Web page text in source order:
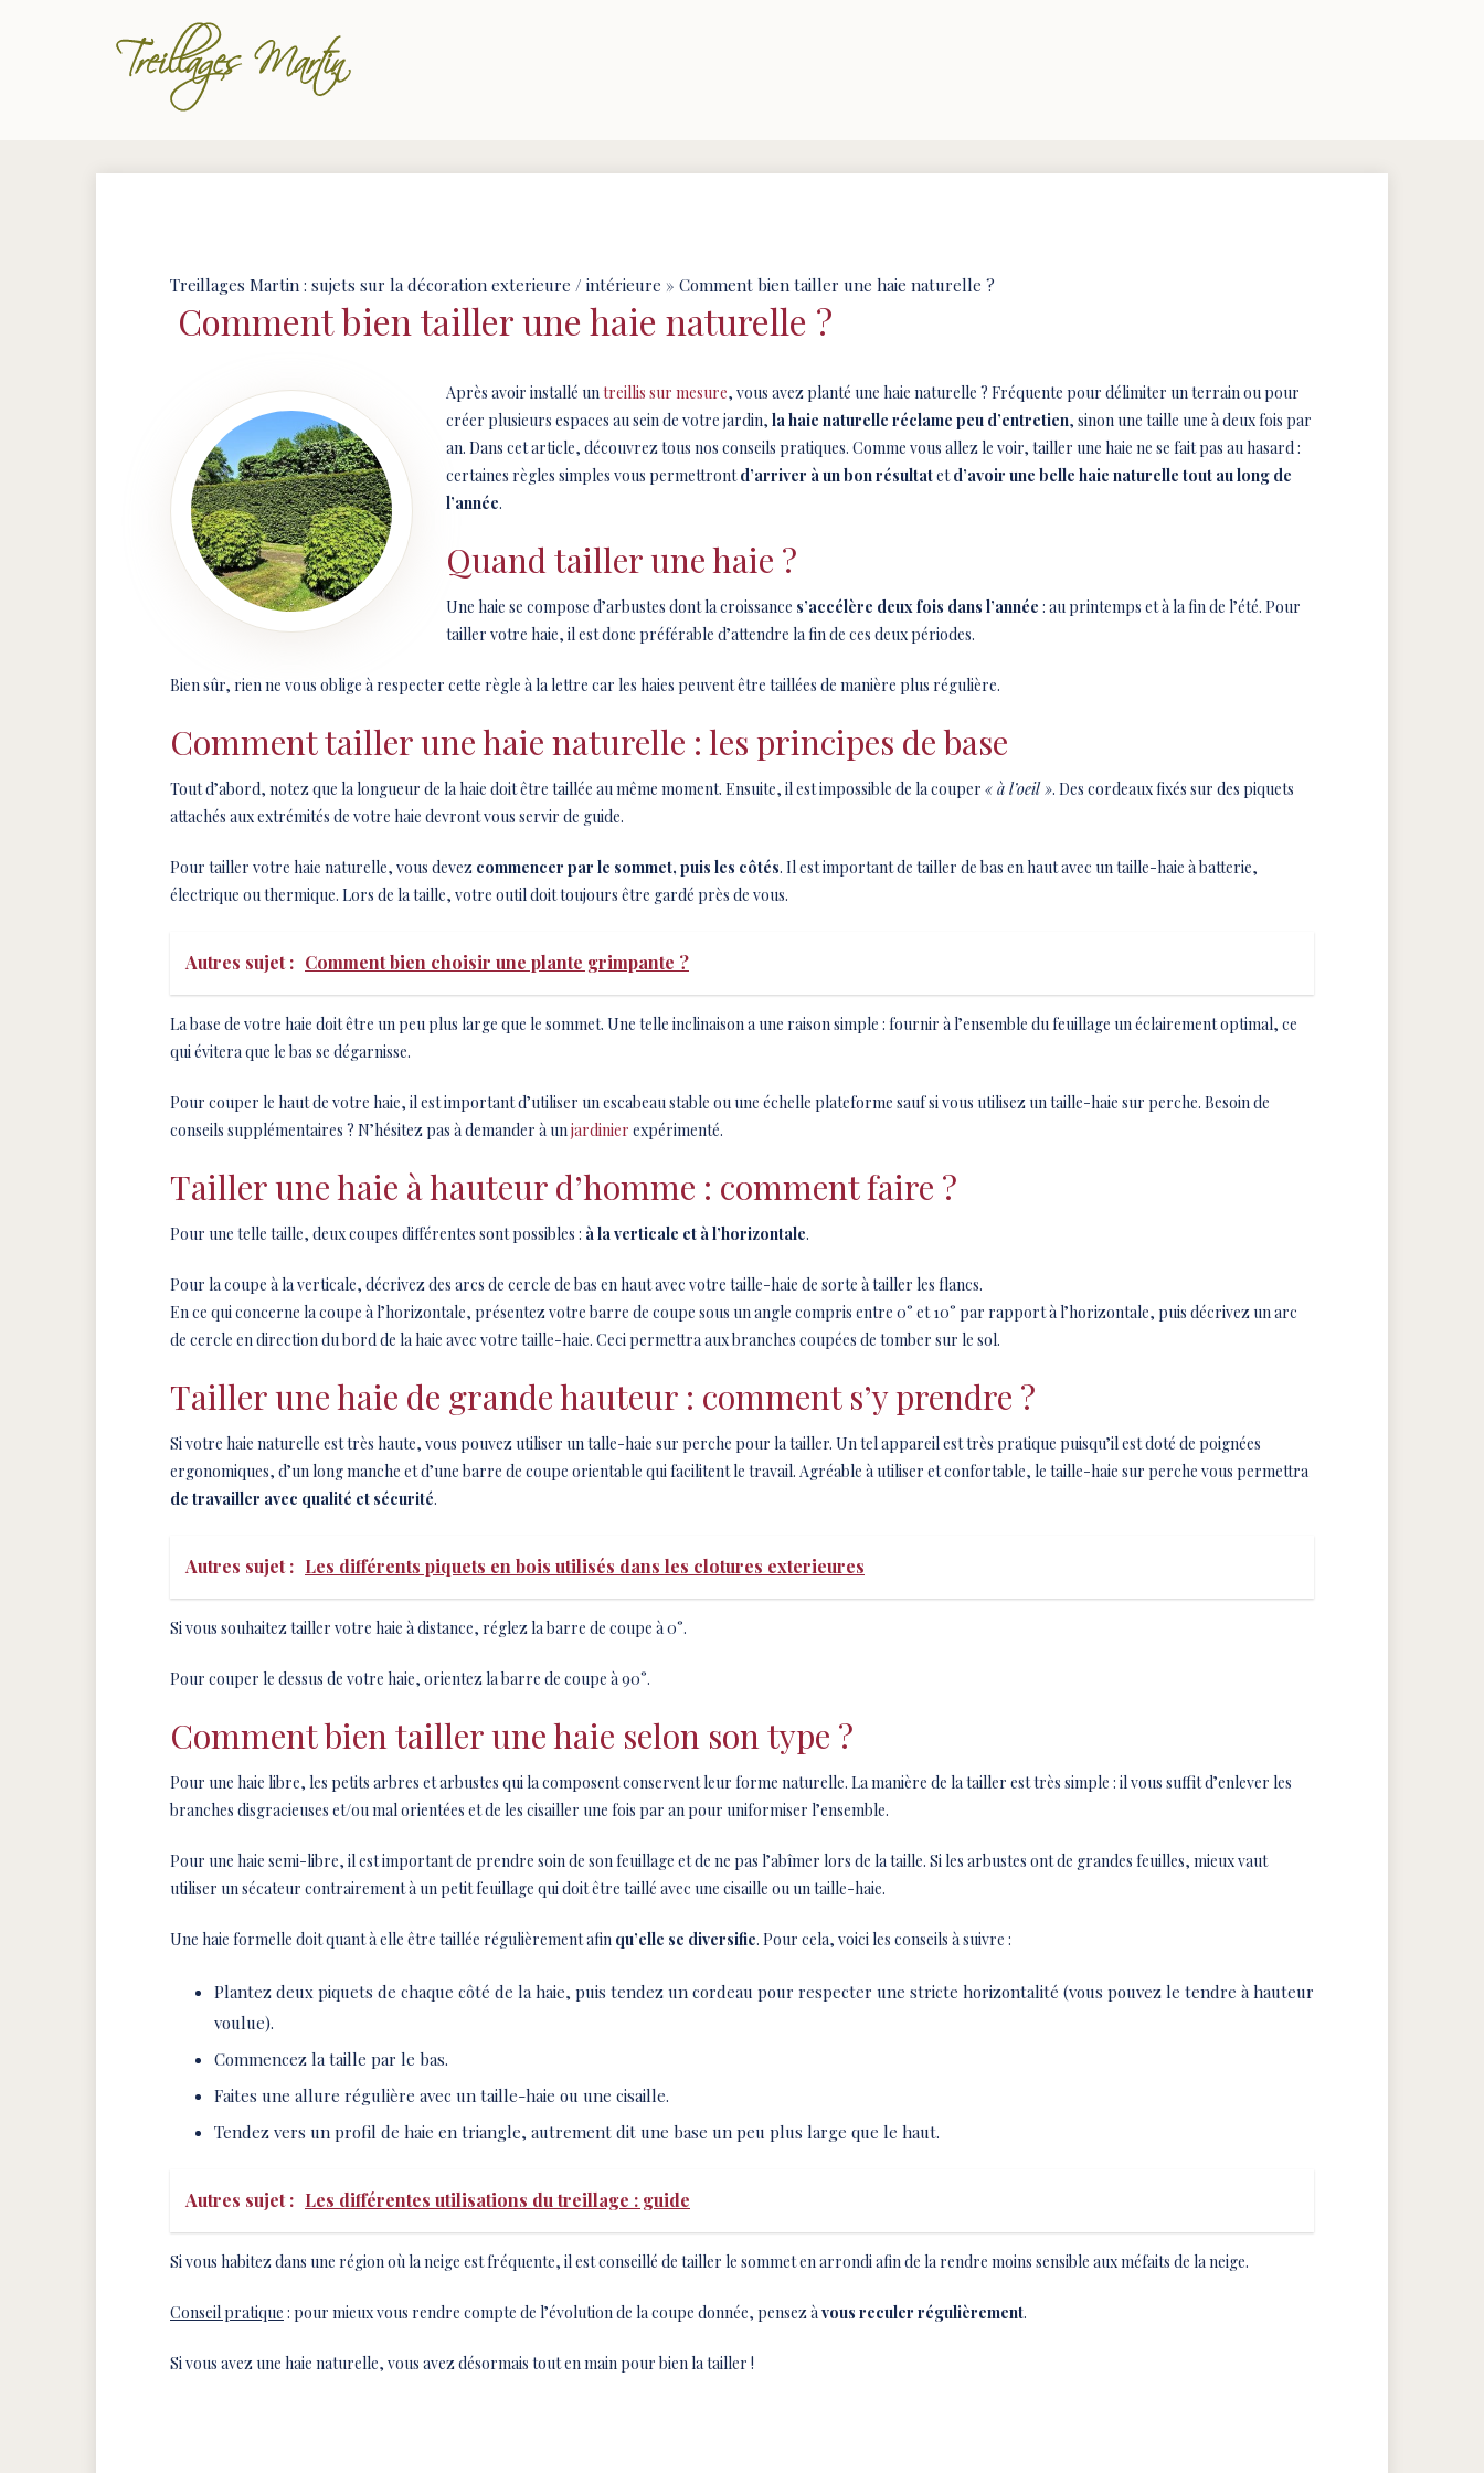
Treillages Martin : sujets sur la décoration exterieure / intérieure » Comment bien tailler une haie naturelle ?
Comment bien tailler une haie naturelle ?
Après avoir installé un treillis sur mesure, vous avez planté une haie naturelle ? Fréquente pour délimiter un terrain ou pour
créer plusieurs espaces au sein de votre jardin, la haie naturelle réclame peu d’entretien, sinon une taille une à deux fois par
an. Dans cet article, découvrez tous nos conseils pratiques. Comme vous allez le voir, tailler une haie ne se fait pas au hasard :
certaines règles simples vous permettrontd’arriver à un bon résultatetd’avoir une belle haie naturelle tout au long de
l’année.
Quand tailler une haie ?
Une haie se compose d’arbustes dont la croissance s’accélère deux fois dans l’année : au printemps et à la fin de l’été. Pour
tailler votre haie, il est donc préférable d’attendre la fin de ces deux périodes.
Bien sûr, rien ne vous oblige à respecter cette règle à la lettre car les haies peuvent être taillées de manière plus régulière.
Comment tailler une haie naturelle : les principes de base
Tout d’abord, notez que la longueur de la haie doit être taillée au même moment. Ensuite, il est impossible de la couper « à l’oeil ». Des cordeaux fixés sur des piquets
attachés aux extrémités de votre haie devront vous servir de guide.
Pour tailler votre haie naturelle, vous devez commencer par le sommet, puis les côtés. Il est important de tailler de bas en haut avec un taille-haie à batterie,
électrique ou thermique. Lors de la taille, votre outil doit toujours être gardé près de vous.
Autres sujet : Comment bien choisir une plante grimpante ?
La base de votre haie doit être un peu plus large que le sommet. Une telle inclinaison a une raison simple : fournir à l’ensemble du feuillage un éclairement optimal, ce
qui évitera que le bas se dégarnisse.
Pour couper le haut de votre haie, il est important d’utiliser un escabeau stable ou une échelle plateforme sauf si vous utilisez un taille-haie sur perche. Besoin de
conseils supplémentaires ? N’hésitez pas à demander à un jardinier expérimenté.
Tailler une haie à hauteur d’homme : comment faire ?
Pour une telle taille, deux coupes différentes sont possibles : à la verticale et à l’horizontale.
Pour la coupe à la verticale, décrivez des arcs de cercle de bas en haut avec votre taille-haie de sorte à tailler les flancs.
En ce qui concerne la coupe à l’horizontale, présentez votre barre de coupe sous un angle compris entre 0° et 10° par rapport à l’horizontale, puis décrivez un arc
de cercle en direction du bord de la haie avec votre taille-haie. Ceci permettra aux branches coupées de tomber sur le sol.
Tailler une haie de grande hauteur : comment s’y prendre ?
Si votre haie naturelle est très haute, vous pouvez utiliser un talle-haie sur perche pour la tailler. Un tel appareil est très pratique puisqu’il est doté de poignées
ergonomiques, d’un long manche et d’une barre de coupe orientable qui facilitent le travail. Agréable à utiliser et confortable, le taille-haie sur perche vous permettra
de travailler avec qualité et sécurité.
Autres sujet : Les différents piquets en bois utilisés dans les clotures exterieures
Si vous souhaitez tailler votre haie à distance, réglez la barre de coupe à 0°.
Pour couper le dessus de votre haie, orientez la barre de coupe à 90°.
Comment bien tailler une haie selon son type ?
Pour une haie libre, les petits arbres et arbustes qui la composent conservent leur forme naturelle. La manière de la tailler est très simple : il vous suffit d’enlever les
branches disgracieuses et/ou mal orientées et de les cisailler une fois par an pour uniformiser l’ensemble.
Pour une haie semi-libre, il est important de prendre soin de son feuillage et de ne pas l’abîmer lors de la taille. Si les arbustes ont de grandes feuilles, mieux vaut
utiliser un sécateur contrairement à un petit feuillage qui doit être taillé avec une cisaille ou un taille-haie.
Une haie formelle doit quant à elle être taillée régulièrement afin qu’elle se diversifie. Pour cela, voici les conseils à suivre :
Plantez deux piquets de chaque côté de la haie, puis tendez un cordeau pour respecter une stricte horizontalité (vous pouvez le tendre à hauteur
voulue).
Commencez la taille par le bas.
Faites une allure régulière avec un taille-haie ou une cisaille.
Tendez vers un profil de haie en triangle, autrement dit une base un peu plus large que le haut.
Autres sujet : Les différentes utilisations du treillage : guide
Si vous habitez dans une région où la neige est fréquente, il est conseillé de tailler le sommet en arrondi afin de la rendre moins sensible aux méfaits de la neige.
Conseil pratique : pour mieux vous rendre compte de l’évolution de la coupe donnée, pensez à vous reculer régulièrement.
Si vous avez une haie naturelle, vous avez désormais tout en main pour bien la tailler !